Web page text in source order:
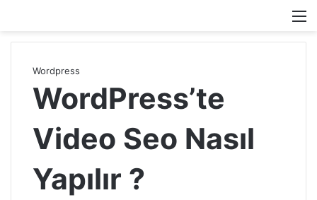
Wordpress
WordPress’te
Video Seo Nasıl
Yapılır ?